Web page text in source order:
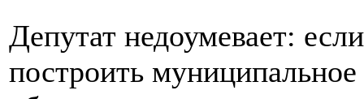
Депутат недоумевает:
построить